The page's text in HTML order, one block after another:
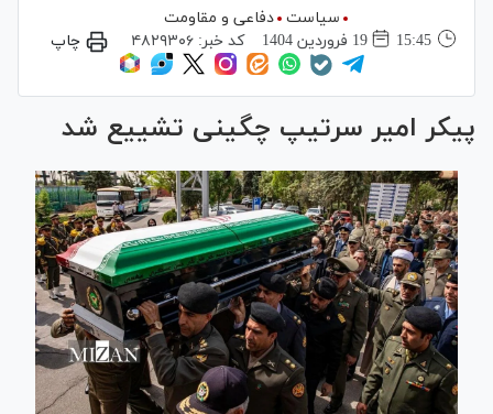
سیاست
دفاعی و مقاومت
15:45
19 فروردين 1404 کد خبر: ۴۸۲۹۳۰۶ چاپ
پیکر امیر سرتیپ چگینی تشییع شد